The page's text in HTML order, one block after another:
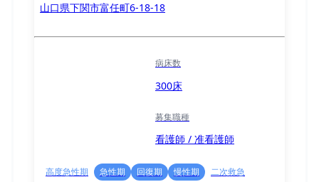
山口県下関市富任町6-18-18
病床数
300床
募集職種
看護師 / 准看護師
高度急性期 急性期 回復期 慢性期
二次救急